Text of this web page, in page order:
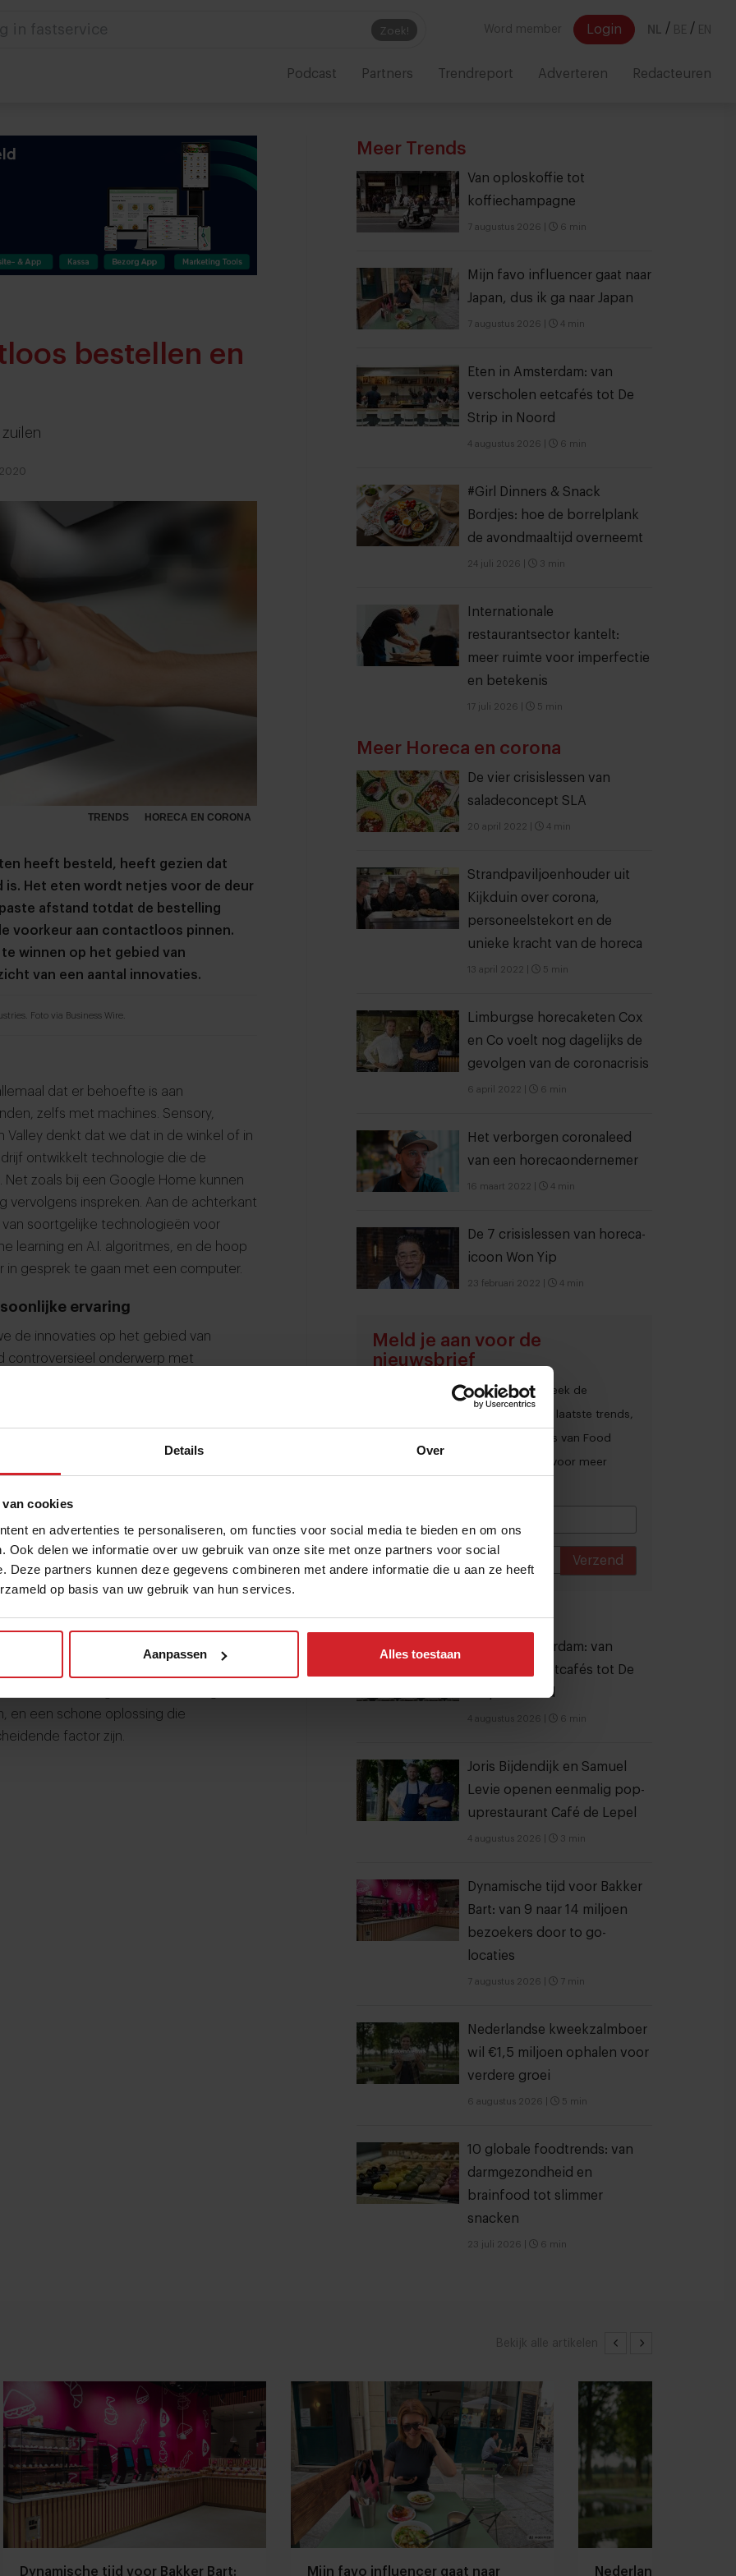
Details Over
cookies
en advertenties te personaliseren, om functies voor social media te bieden en om ons
Ook delen we informatie over uw gebruik van onze site met onze partners voor social
Deze partners kunnen deze gegevens combineren met andere informatie die u aan ze heeft
op basis van uw gebruik van hun services.
Aanpassen Alles toestaan
Zoek!
in fastservice Word member Login NL / BE / EN
Podcast Partners Trendreport Adverteren Redacteuren
bestellen en
TRENDS HORECA EN CORONA
heeft besteld, heeft gezien dat
Het eten wordt netjes voor de deur
afstand totdat de bestelling
voorkeur aan contactloos pinnen.
winnen op het gebied van
van een aantal innovaties.
Foto via Business Wire.
dat er behoefte is aan
zelfs met machines. Sensory,
Valley denkt dat we dat in de winkel of in
ontwikkelt technologie die de
zoals bij een Google Home kunnen
vervolgens inspreken. Aan de achterkant
soortgelijke technologieën voor
learning en A.I. algoritmes, en de hoop
in gesprek te gaan met een computer.
ervaring
de innovaties op het gebied van
controversieel onderwerp met
is er in dit geval al. En in
idee. Grote ketens als KFC testen de
voor gezorgd dat ook westerse
in de VS en heeft onlangs contracten
contactloze horeca-ervaring te
je van iemand van de bediening die
het systeem automatisch afrekent.
een geprojecteerd scherm dat jouw
het niet, en toch zijn de ‘schermen’ er
stuk. Holo is begonnen in de
veel hotels erg interessant. De gast
en een schone oplossing die
factor zijn.
Meer Trends
Van oploskoffie tot
koffiechampagne
7 augustus 2026 6 min
Mijn favo influencer gaat naar
Japan, dus ik ga naar Japan
7 augustus 2026 4 min
Eten in Amsterdam: van
verscholen eetcafés tot De
Strip in Noord
4 augustus 2026 6 min
#Girl Dinners & Snack
Bordjes: hoe de borrelplank
de avondmaaltijd overneemt
24 juli 2026 3 min
Internationale
restaurantsector kantelt:
meer ruimte voor imperfectie
en betekenis
17 juli 2026 5 min
Meer Horeca en corona
De vier crisislessen van
saladeconcept SLA
20 april 2022 4 min
Strandpaviljoenhouder uit
Kijkduin over corona,
personeelstekort en de
unieke kracht van de horeca
13 april 2022 5 min
Limburgse horecaketen Cox
en Co voelt nog dagelijks de
gevolgen van de coronacrisis
6 april 2022 6 min
Het verborgen coronaleed
van een horecaondernemer
16 maart 2022 4 min
De 7 crisislessen van horeca-
icoon Won Yip
23 februari 2022 4 min
Meld je aan voor de
nieuwsbrief
Ja, ik wil graag drie keer per week de
nieuwsbrief ontvangen met de laatste trends,
culinaire inspiratie en interviews van Food
voor meer
Verzend
Best gelezen artikelen
Eten in Amsterdam: van
verscholen eetcafés tot De
Strip in Noord
4 augustus 2026 6 min
Joris Bijdendijk en Samuel
Levie openen eenmalig pop-
uprestaurant Café de Lepel
4 augustus 2026 3 min
Dynamische tijd voor Bakker
Bart: van 9 naar 14 miljoen
bezoekers door to go-
locaties
7 augustus 2026 7 min
Nederlandse kweekzalmboer
wil €1,5 miljoen ophalen voor
verdere groei
6 augustus 2026 5 min
10 globale foodtrends: van
darmgezondheid en
brainfood tot slimmer
snacken
23 juli 2026 6 min
Bekijk alle artikelen
Dynamische tijd voor Bakker Bart:
Mijn favo influencer gaat naar
Nederlandse